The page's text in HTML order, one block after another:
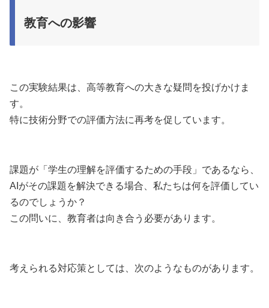
教育への影響
この実験結果は、高等教育への大きな疑問を投げかけま
す。
特に技術分野での評価方法に再考を促しています。
課題が「学生の理解を評価するための手段」であるなら、
AIがその課題を解決できる場合、私たちは何を評価してい
るのでしょうか？
この問いに、教育者は向き合う必要があります。
考えられる対応策としては、次のようなものがあります。